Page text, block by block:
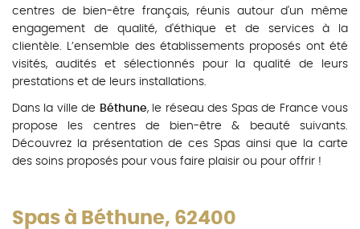
centres de bien-être français, réunis autour d'un même
engagement de qualité, d'éthique et de services à la
clientèle. L’ensemble des établissements proposés ont été
visités, audités et sélectionnés pour la qualité de leurs
prestations et de leurs installations.
Dans la ville de Béthune, le réseau des Spas de France vous
propose les centres de bien-être & beauté suivants.
Découvrez la présentation de ces Spas ainsi que la carte
des soins proposés pour vous faire plaisir ou pour offrir !
Spas à Béthune, 62400